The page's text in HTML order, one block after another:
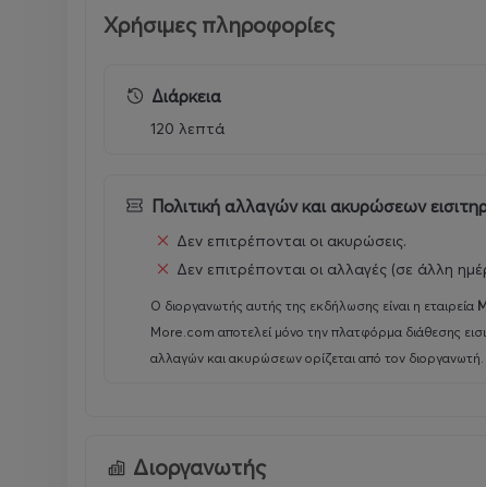
αξέχαστες.
Και μην ξεχνάς… το motto είναι απλό:
PRESS START TOUR powered by ΔΕΗ.
Χρήσιμες πληροφορίες
Διάρκεια
120 λεπτά
Πολιτική αλλαγών και ακυρώσεων
Δεν επιτρέπονται οι ακυρώσεις.
Δεν επιτρέπονται οι αλλαγές (σε άλλη
Ο διοργανωτής αυτής της εκδήλωσης είναι η εταιρεία
More.com αποτελεί μόνο την πλατφόρμα διάθεσης
αλλαγών και ακυρώσεων ορίζεται από τον διοργανωτή.
Διοργανωτής